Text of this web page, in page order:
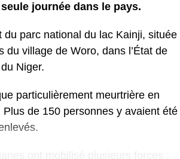
journée dans le pays.
parc national du lac Kainji, située
du village de Woro, dans l’État de
Niger.
particulièrement meurtrière en
de 150 personnes y avaient été